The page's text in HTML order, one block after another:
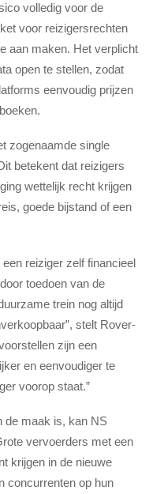
volledig voor de
voor reizigersrechten
aan maken. Het verplicht
open te stellen, zodat
eenvoudig prijzen
zogenaamde single
betekent dat reizigers
wettelijk recht krijgen
goede bijstand of een
reiziger zelf financieel
toedoen van de
trein nog altijd
stelt Rover-
zijn een
en eenvoudiger te
voorop staat.”
de maak is, kan NS
vervoerders met een
krijgen in de nieuwe
concurrenten op hun